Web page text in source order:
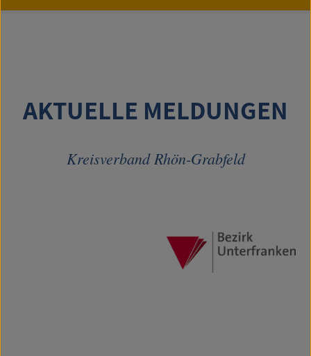
AKTUELLE MELDUNGEN
Kreisverband Rhön-Grabfeld